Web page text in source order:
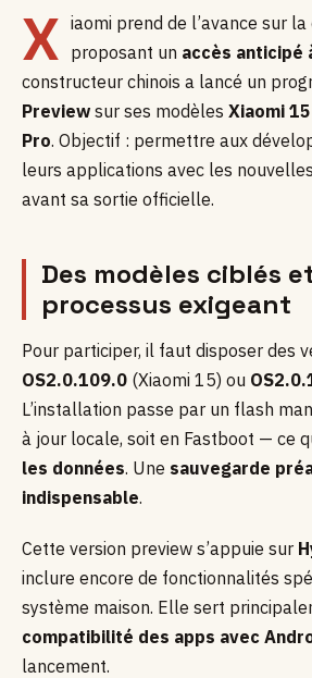
X iaomi prend de l’avance sur
proposant un accès anticipé
constructeur chinois a lancé un
Preview sur ses modèlesXiaomi 15
Pro. Objectif : permettre aux
leurs applications avec les
avant sa sortie officielle.
Des modèles ciblés
processus exigeant
Pour participer, il faut disposer des
OS2.0.109.0 (Xiaomi 15) ou
L’installation passe par un flash
à jour locale, soit en Fastboot — ce
les données. Une sauvegarde
indispensable.
Cette version preview s’appuie sur
inclure encore de fonctionnalités
système maison. Elle sert
compatibilité des apps avec
lancement.